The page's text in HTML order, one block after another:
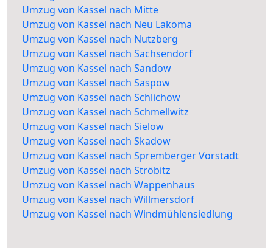
Umzug von Kassel nach Mitte
Umzug von Kassel nach Neu Lakoma
Umzug von Kassel nach Nutzberg
Umzug von Kassel nach Sachsendorf
Umzug von Kassel nach Sandow
Umzug von Kassel nach Saspow
Umzug von Kassel nach Schlichow
Umzug von Kassel nach Schmellwitz
Umzug von Kassel nach Sielow
Umzug von Kassel nach Skadow
Umzug von Kassel nach Spremberger Vorstadt
Umzug von Kassel nach Ströbitz
Umzug von Kassel nach Wappenhaus
Umzug von Kassel nach Willmersdorf
Umzug von Kassel nach Windmühlensiedlung